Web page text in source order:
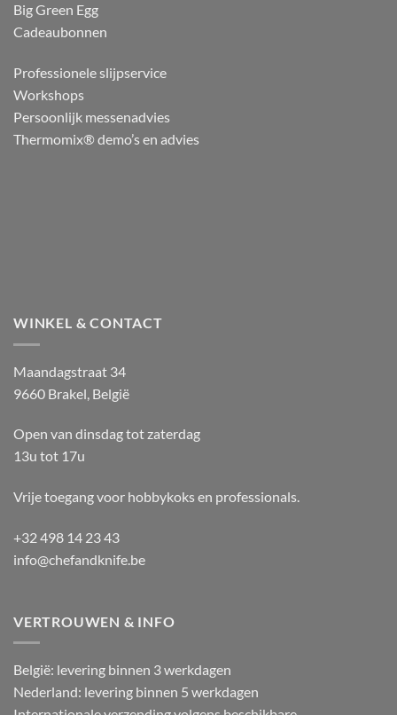
Big Green Egg
Cadeaubonnen
Professionele slijpservice
Workshops
Persoonlijk messenadvies
Thermomix® demo’s en advies
WINKEL & CONTACT
Maandagstraat 34
9660 Brakel, België
Open van dinsdag tot zaterdag
13u tot 17u
Vrije toegang voor hobbykoks en professionals.
+32 498 14 23 43
info@chefandknife.be
VERTROUWEN & INFO
België: levering binnen 3 werkdagen
Nederland: levering binnen 5 werkdagen